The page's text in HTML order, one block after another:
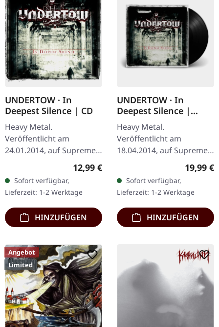
UNDERTOW · In
Deepest Silence | CD
Heavy Metal.
Veröffentlicht am
24.01.2014, auf Supreme
Chaos Records. CD im
Jewelcase. Heavy wie
Hölle und dennoch
abwechslungsreich. Das
neue Album…
Regulärer Preis:
12,99 €
Sofort verfügbar,
Lieferzeit: 1-2 Werktage
HINZUFÜGEN
UNDERTOW · In
Deepest Silence |
BLACK LP
Heavy Metal.
Veröffentlicht am
18.04.2014, auf Supreme
Schwarzes Vinyl im
Gatefold-Cover. Limitiert
auf 200 Exemplare. · 180g
Vinyl…
19,99 €
Sofort verfügbar,
Lieferzeit: 1-2 Werktage
HINZUFÜGEN
Angebot
Limited